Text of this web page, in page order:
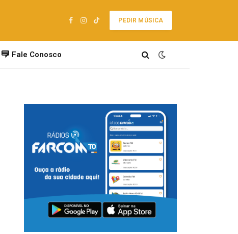
Facebook
Instagram
TikTok
PEDIR MÚSICA
Fale Conosco